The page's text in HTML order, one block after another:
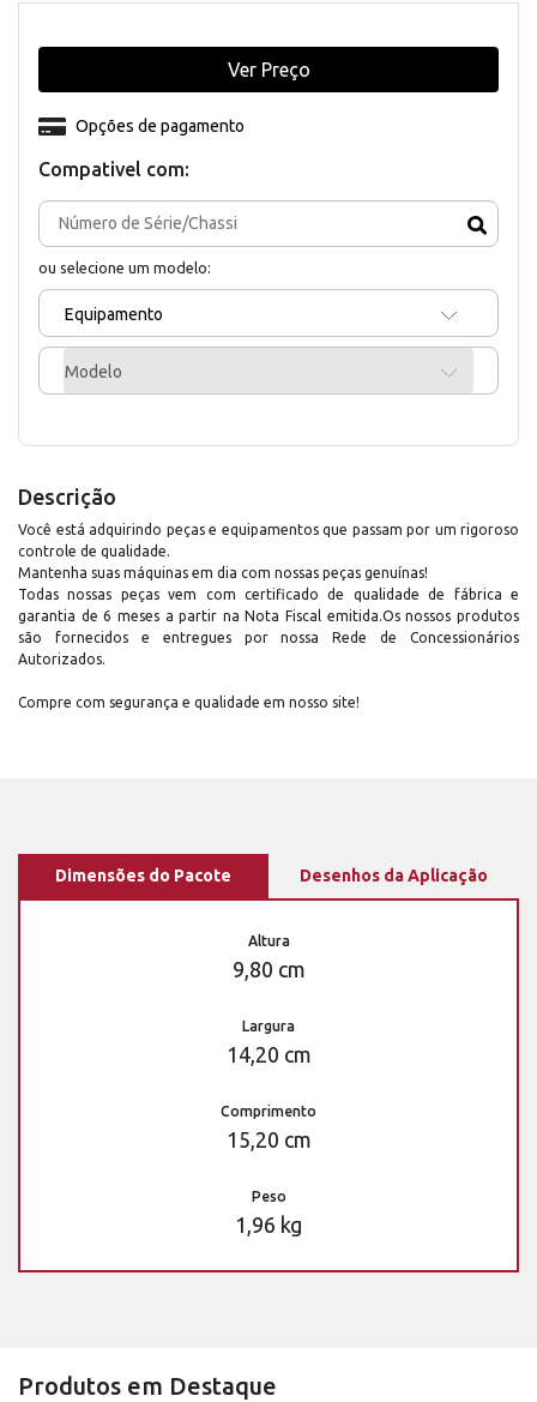
Compativel com:
ou selecione um modelo:
Equipamento
Modelo
Opções de pagamento
Ver Preço
Descrição
Você está adquirindo peças e equipamentos que passam por um rigoroso
controle de qualidade.
Mantenha suas máquinas em dia com nossas peças genuínas!
Todas nossas peças vem com certificado de qualidade de fábrica e
garantia de 6 meses a partir na Nota Fiscal emitida.Os nossos produtos
são fornecidos e entregues por nossa Rede de Concessionários
Autorizados.
Compre com segurança e qualidade em nosso site!
Dimensões do Pacote Desenhos da Aplicação
Altura
9,80 cm
Largura
14,20 cm
Comprimento
15,20 cm
Peso
1,96 kg
Produtos em Destaque